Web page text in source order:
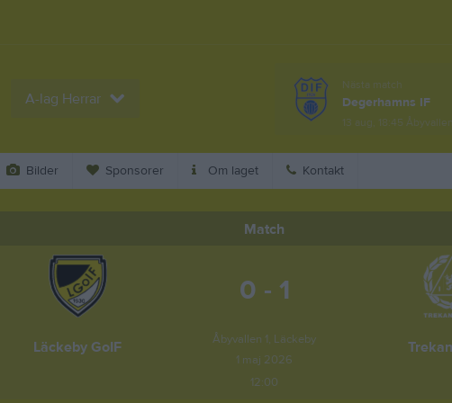
A-lag Herrar
Nästa match
Degerhamns IF
13 aug, 18:45
Bilder Sponsorer Om laget Kontakt
Match
Läckeby GoIF
0 - 1
Åbyvallen 1, Läckeby
1 maj 2026
12:00